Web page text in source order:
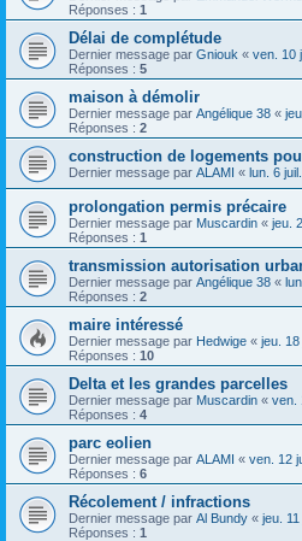
Réponses : 1
Délai de complétude
Dernier message par Gniouk « ven. 10
Réponses : 5
maison à démolir
Dernier message par Angélique 38 «
Réponses : 2
construction de logements
Dernier message par ALAMI « lun. 6
prolongation permis précaire
Dernier message par Muscardin « jeu.
Réponses : 1
transmission autorisation
Dernier message par Angélique 38 «
Réponses : 2
maire intéressé
Dernier message par Hedwige « jeu.
Réponses : 10
Delta et les grandes parcelles
Dernier message par Muscardin « ven.
Réponses : 4
parc eolien
Dernier message par ALAMI « ven. 12
Réponses : 6
Récolement / infractions
Dernier message par Al Bundy « jeu.
Réponses : 1